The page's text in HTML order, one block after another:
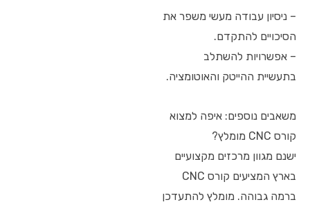
– ניסיון עבודה מעשי משפר את
הסיכויים להתקדם.
– אפשרויות להשתלב
בתעשיית ההייטק והאוטומציה.
משאבים נוספים: איפה למצוא
קורס CNC מומלץ?
ישנם מגוון מרכזים מקצועיים
בארץ המציעים קורס CNC
ברמה גבוהה. מומלץ להתעדכן